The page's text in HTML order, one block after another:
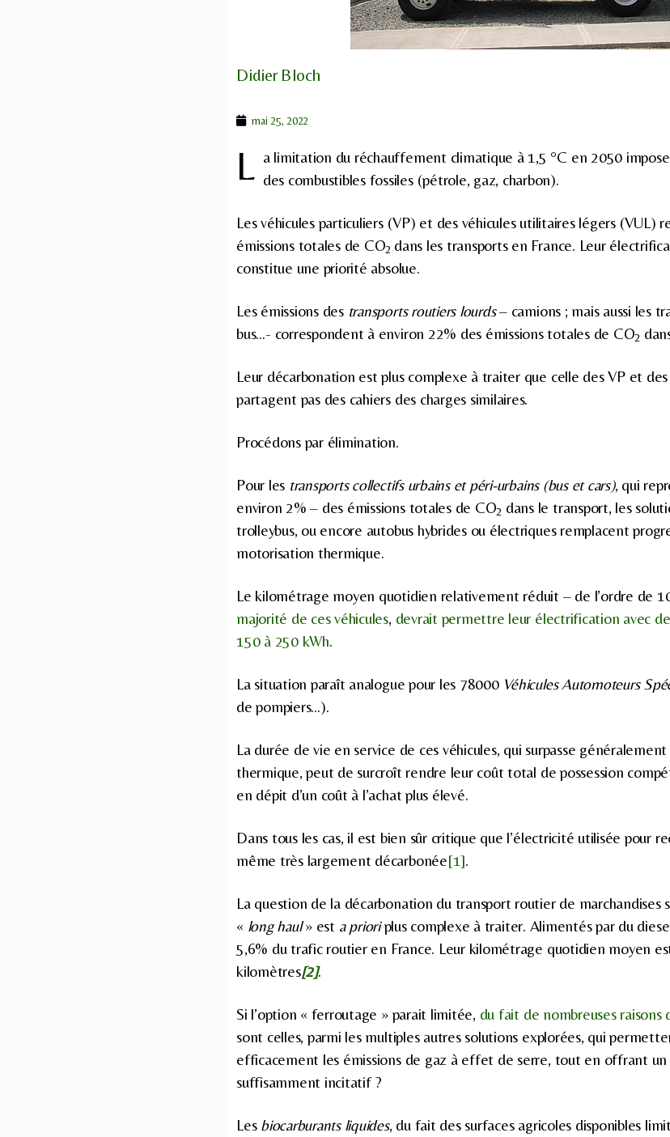
Didier Bloch
mai 25, 2022
L a limitation du réchauffement climatique à 1,5 °C en 2050
des combustibles fossiles (pétrole, gaz, charbon).
Les véhicules particuliers (VP) et des véhicules utilitaires légers (VUL)
émissions totales de CO2 dans les transports en France. Leur
constitue une priorité absolue.
Les émissions des transports routiers lourds– camions ; mais aussi les
bus…- correspondent à environ 22% des émissions totales de CO2
Leur décarbonation est plus complexe à traiter que celle des VP et des
partagent pas des cahiers des charges similaires.
Procédons par élimination.
Pour les transports collectifs urbains et péri-urbains (bus et cars), qui
environ 2% – des émissions totales de CO2 dans le transport, les
trolleybus, ou encore autobus hybrides ou électriques remplacent
motorisation thermique.
Le kilométrage moyen quotidien relativement réduit – de l’ordre de
majorité de ces véhicules, devrait permettre leur électrification avec
150 à 250 kWh.
La situation paraît analogue pour les 78000 Véhicules Automoteurs
de pompiers…).
La durée de vie en service de ces véhicules, qui surpasse
thermique, peut de surcroît rendre leur coût total de possession
en dépit d’un coût à l’achat plus élevé.
Dans tous les cas, il est bien sûr critique que l’électricité utilisée pour
même très largement décarbonée[1].
La question de la décarbonation du transport routier de marchandises
« long haul» est a prioriplus complexe à traiter. Alimentés par du
5,6% du trafic routier en France. Leur kilométrage quotidien moyen
kilomètres[2].
Si l’option « ferroutage » parait limitée, du fait de nombreuses raisons
sont celles, parmi les multiples autres solutions explorées, qui
efficacement les émissions de gaz à effet de serre, tout en offrant
suffisamment incitatif ?
Les biocarburants liquides, du fait des surfaces agricoles disponibles